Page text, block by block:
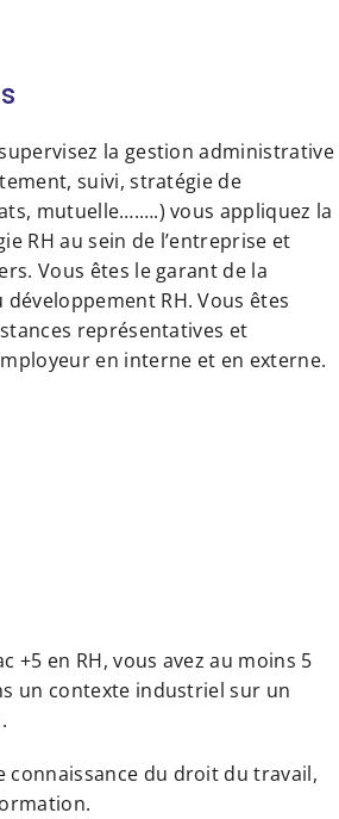
la gestion administrative
suivi, stratégie de
mutuelle….….) vous appliquez la
RH au sein de l’entreprise et
Vous êtes le garant de la
RH. Vous êtes
représentatives et
en interne et en externe.
+5 en RH, vous avez au moins 5
un contexte industriel sur un
connaissance du droit du travail,